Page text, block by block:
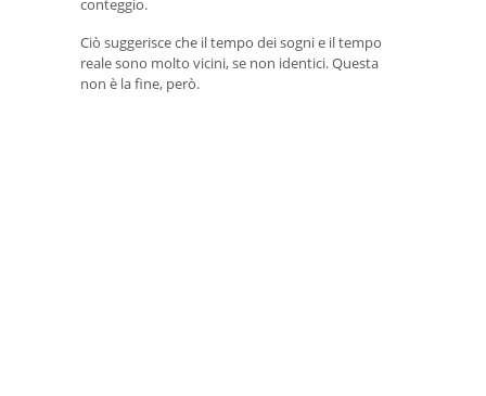
conteggio.
Ciò suggerisce che il tempo dei sogni e il tempo
reale sono molto vicini, se non identici. Questa
non è la fine, però.